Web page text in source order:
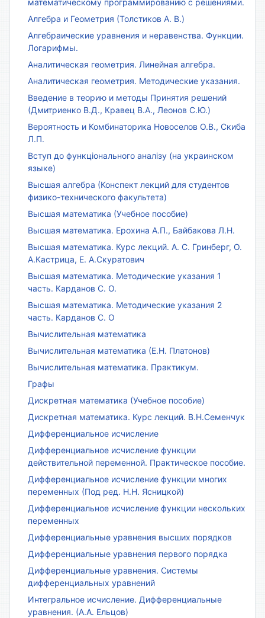
математическому программированию с решениями.
Алгебра и Геометрия (Толстиков А. В.)
Алгебраические уравнения и неравенства. Функции.
Логарифмы.
Аналитическая геометрия. Линейная алгебра.
Аналитическая геометрия. Методические указания.
Введение в теорию и методы Принятия решений
(Дмитриенко В.Д., Кравец В.А., Леонов С.Ю.)
Вероятность и Комбинаторика Новоселов О.В., Скиба
Л.П.
Вступ до функціонального аналізу (на украинском
языке)
Высшая алгебра (Конспект лекций для студентов
физико-технического факультета)
Высшая математика (Учебное пособие)
Высшая математика. Ерохина А.П., Байбакова Л.Н.
Высшая математика. Курс лекций. А. С. Гринберг, О.
А.Кастрица, Е. А.Скуратович
Высшая математика. Методические указания 1
часть. Карданов С. О.
Высшая математика. Методические указания 2
часть. Карданов С. О
Вычислительная математика
Вычислительная математика (Е.Н. Платонов)
Вычислительная математика. Практикум.
Графы
Дискретная математика (Учебное пособие)
Дискретная математика. Курс лекций. В.Н.Семенчук
Дифференциальное исчисление
Дифференциальное исчисление функции
действительной переменной. Практическое пособие.
Дифференциальное исчисление функции многих
переменных (Под ред. Н.Н. Ясницкой)
Дифференциальное исчисление функции нескольких
переменных
Дифференциальные уравнения высших порядков
Дифференциальные уравнения первого порядка
Дифференциальные уравнения. Системы
дифференциальных уравнений
Интегральное исчисление. Дифференциальные
уравнения. (А.А. Ельцов)